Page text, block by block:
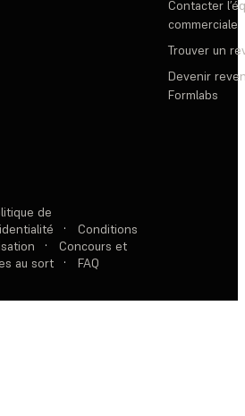
Contacter
commerciale
Trouver un
Devenir
Formlabs
de
·
Conditions
·
Concours et
au sort
· FAQ